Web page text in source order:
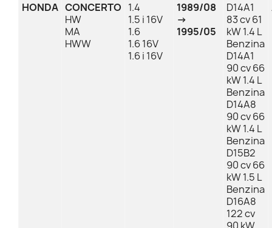
HONDA CONCERTO
HW
MA
HWW
1.4
1.5 i 16V
1.6
1.6 16V
1.6 i 16V
1989/08
→
1995/05
D14A1
83 cv 61
kW 1.4 L
Benzina
D14A1
90 cv 66
kW 1.4 L
Benzina
D14A8
90 cv 66
kW 1.4 L
Benzina
D15B2
90 cv 66
kW 1.5 L
Benzina
D16A8
122 cv